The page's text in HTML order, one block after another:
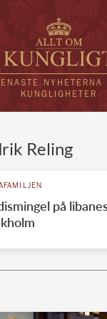
NYHETERNA
KUNGLIGHETER
UTLÄNDSKT
Brittiska kungahuset
Reling
på